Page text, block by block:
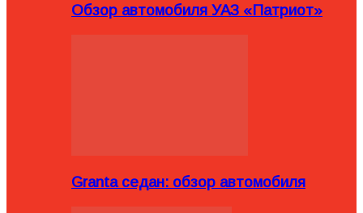
Обзор автомобиля УАЗ «Патриот»
Granta седан: обзор автомобиля